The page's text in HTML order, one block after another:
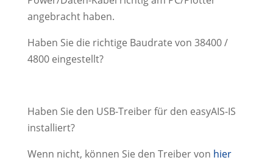
angebracht haben.
Haben Sie die richtige Baudrate von 38400 /
4800 eingestellt?
Haben Sie den USB-Treiber für den easyAIS-IS
installiert?
Wenn nicht, können Sie den Treiber von hier